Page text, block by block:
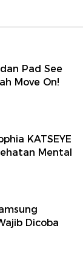
Pad See
Move On!
KATSEYE
Mental
Dicoba